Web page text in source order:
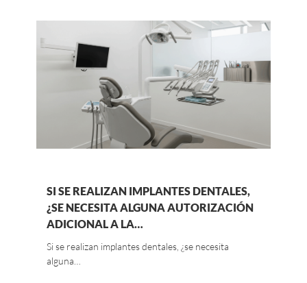
SI SE REALIZAN IMPLANTES DENTALES,
¿SE NECESITA ALGUNA AUTORIZACIÓN
ADICIONAL A LA…
Si se realizan implantes dentales, ¿se necesita
alguna…